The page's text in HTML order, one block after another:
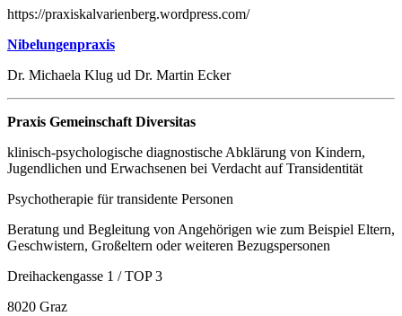
https://praxiskalvarienberg.wordpress.com/
Nibelungenpraxis
Dr. Michaela Klug ud Dr. Martin Ecker
Praxis Gemeinschaft Diversitas
klinisch-psychologische diagnostische Abklärung von Kindern,
Jugendlichen und Erwachsenen bei Verdacht auf Transidentität
Psychotherapie für transidente Personen
Beratung und Begleitung von Angehörigen wie zum Beispiel Eltern,
Geschwistern, Großeltern oder weiteren Bezugspersonen
Dreihackengasse 1 / TOP 3
8020 Graz